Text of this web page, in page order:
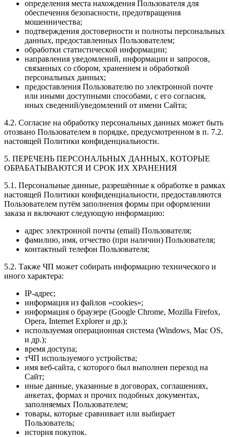
определения места нахождения Пользователя для
обеспечения безопасности, предотвращения
мошенничества;
подтверждения достоверности и полноты персональных
данных, предоставленных Пользователем;
обработки статистической информации;
направления уведомлений, информации и запросов,
связанных со сбором, хранением и обработкой
персональных данных;
предоставления Пользователю по электронной почте
или иными доступными способами, с его согласия,
иных сведений/уведомлений от имени Сайта;
4.2. Согласие на обработку персональных данных может быть
отозвано Пользователем в порядке, предусмотренном в п. 7.2.
настоящей Политики конфиденциальности.
5. ПЕРЕЧЕНЬ ПЕРСОНАЛЬНЫХ ДАННЫХ, КОТОРЫЕ
ОБРАБАТЫВАЮТСЯ И СРОК ИХ ХРАНЕНИЯ
5.1. Персональные данные, разрешённые к обработке в рамках
настоящей Политики конфиденциальности, предоставляются
Пользователем путём заполнения формы при оформлении
заказа и включают следующую информацию:
адрес электронной почты (email) Пользователя;
фамилию, имя, отчество (при наличии) Пользователя;
контактный телефон Пользователя;
5.2. Также ЧП может собирать информацию технического и
иного характера:
IP-адрес;
информация из файлов «cookies»;
информация о браузере (Google Chrome, Mozilla Firefox,
Opera, Internet Explorer и др.);
используемая операционная система (Windows, Mac OS,
и др.);
время доступа;
тЧП используемого устройства;
имя веб-сайта, с которого был выполнен переход на
Сайт;
иные данные, указанные в договорах, соглашениях,
анкетах, формах и прочих подобных документах,
заполняемых Пользователем;
товары, которые сравнивает или выбирает
Пользователь;
история покупок.